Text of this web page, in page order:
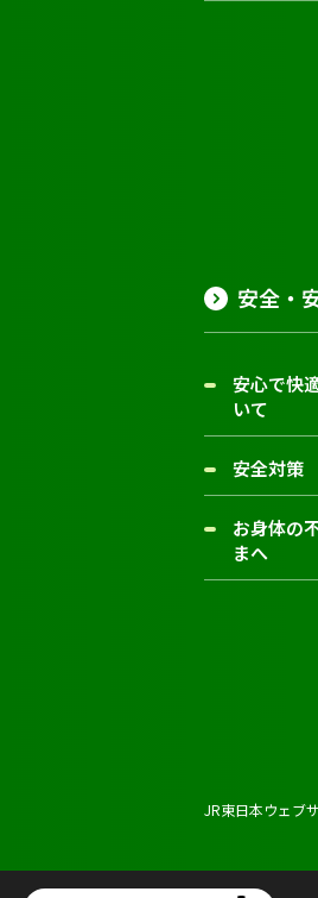
安全・
安心で快
いて
安全対策
お身体の
まへ
JR東日本ウェブ